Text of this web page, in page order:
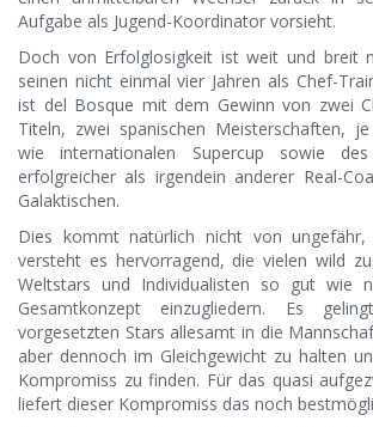
Aufgabe als Jugend-Koordinator vorsieht.
Doch von Erfolglosigkeit ist weit und breit
seinen nicht einmal vier Jahren als Chef-
ist del Bosque mit dem Gewinn von zwei
Titeln, zwei spanischen Meisterschaften,
wie internationalen Supercup sowie
erfolgreicher als irgendein anderer Real-
Galaktischen.
Dies kommt natürlich nicht von
versteht es hervorragend, die vielen wild
Weltstars und Individualisten so gut wie
Gesamtkonzept einzugliedern. Es
vorgesetzten Stars allesamt in die
aber dennoch im Gleichgewicht zu halten
Kompromiss zu finden. Für das quasi
liefert dieser Kompromiss das noch